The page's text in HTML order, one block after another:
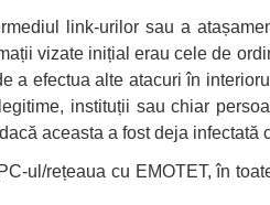
link-urilor sau a
vizate inițial erau cele de
a efectua alte atacuri în
instituții sau chiar
aceasta a fost deja infectată
ul/rețeaua cu EMOTET, în